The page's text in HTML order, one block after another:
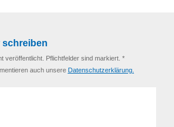
schreiben
veröffentlicht. Pflichtfelder sind markiert. *
auch unsere Datenschutzerklärung.